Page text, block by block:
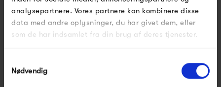
analysepartnere. Vores partnere kan kombinere disse
data med andre oplysninger, du har givet dem, eller
som de har indsamlet fra din brug af deres tjenester.
Nødvendig
The Dybdahl Co. African
Fauna Right Side
250,00 kr
The Dybdahl Co. Crows
250,00 kr